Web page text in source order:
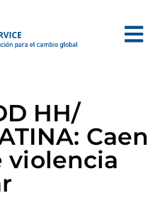
HH/
Caen
violencia